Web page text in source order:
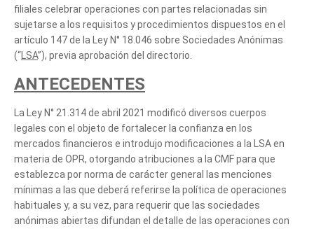
filiales celebrar operaciones con partes relacionadas sin
sujetarse a los requisitos y procedimientos dispuestos en el
artículo 147 de la Ley N° 18.046 sobre Sociedades Anónimas
(“ LSA”), previa aprobación del directorio.
ANTECEDENTES
La Ley N° 21.314 de abril 2021 modificó diversos cuerpos
legales con el objeto de fortalecer la confianza en los
mercados financieros e introdujo modificaciones a la LSA en
materia de OPR, otorgando atribuciones a la CMF para que
establezca por norma de carácter general las menciones
mínimas a las que deberá referirse la política de operaciones
habituales y, a su vez, para requerir que las sociedades
anónimas abiertas difundan el detalle de las operaciones con